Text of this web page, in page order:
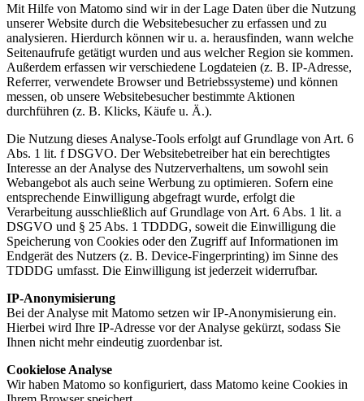
Mit Hilfe von Matomo sind wir in der Lage Daten über die Nutzung
unserer Website durch die Websitebesucher zu erfassen und zu
analysieren. Hierdurch können wir u. a. herausfinden, wann welche
Seitenaufrufe getätigt wurden und aus welcher Region sie kommen.
Außerdem erfassen wir verschiedene Logdateien (z. B. IP-Adresse,
Referrer, verwendete Browser und Betriebssysteme) und können
messen, ob unsere Websitebesucher bestimmte Aktionen
durchführen (z. B. Klicks, Käufe u. Ä.).
Die Nutzung dieses Analyse-Tools erfolgt auf Grundlage von Art. 6
Abs. 1 lit. f DSGVO. Der Websitebetreiber hat ein berechtigtes
Interesse an der Analyse des Nutzerverhaltens, um sowohl sein
Webangebot als auch seine Werbung zu optimieren. Sofern eine
entsprechende Einwilligung abgefragt wurde, erfolgt die
Verarbeitung ausschließlich auf Grundlage von Art. 6 Abs. 1 lit. a
DSGVO und § 25 Abs. 1 TDDDG, soweit die Einwilligung die
Speicherung von Cookies oder den Zugriff auf Informationen im
Endgerät des Nutzers (z. B. Device-Fingerprinting) im Sinne des
TDDDG umfasst. Die Einwilligung ist jederzeit widerrufbar.
IP-Anonymisierung
Bei der Analyse mit Matomo setzen wir IP-Anonymisierung ein.
Hierbei wird Ihre IP-Adresse vor der Analyse gekürzt, sodass Sie
Ihnen nicht mehr eindeutig zuordenbar ist.
Cookielose Analyse
Wir haben Matomo so konfiguriert, dass Matomo keine Cookies in